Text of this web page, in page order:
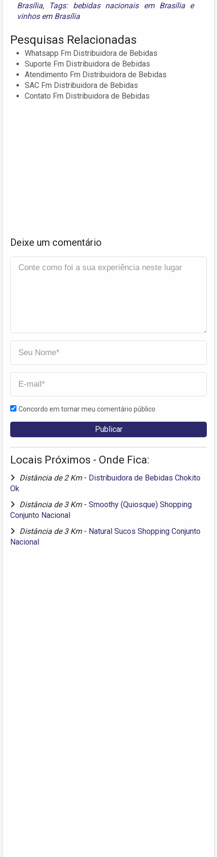
Brasília, Tags: bebidas nacionais em Brasília e
vinhos em Brasília
Pesquisas Relacionadas
Whatsapp Fm Distribuidora de Bebidas
Suporte Fm Distribuidora de Bebidas
Atendimento Fm Distribuidora de Bebidas
SAC Fm Distribuidora de Bebidas
Contato Fm Distribuidora de Bebidas
Deixe um comentário
Concordo em tornar meu comentário público
Locais Próximos - Onde Fica:
Distância de 2 Km - Distribuidora de Bebidas Chokito
Ok
Distância de 3 Km - Smoothy (Quiosque) Shopping
Conjunto Nacional
Distância de 3 Km - Natural Sucos Shopping Conjunto
Nacional